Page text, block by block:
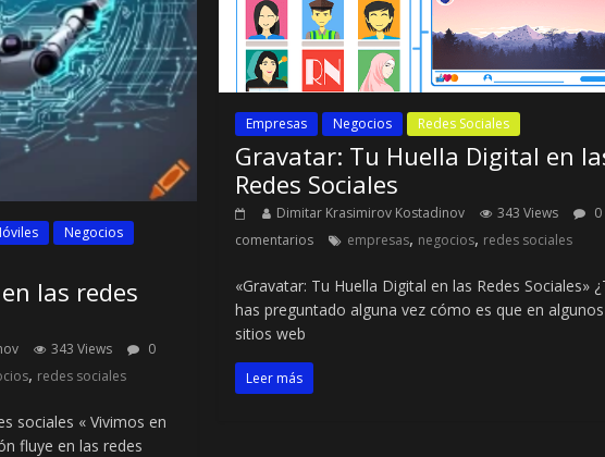
Negocios
las redes
343 Views
0
, redes sociales
sociales « Vivimos en
fluye en las redes
Empresas Negocios Redes Sociales
Gravatar: Tu Huella Digital en
Redes Sociales
Dimitar Krasimirov Kostadinov 343 Views
0
comentarios
empresas, negocios, redes sociales
«Gravatar: Tu Huella Digital en las Redes Sociales»
has preguntado alguna vez cómo es que en algunos
sitios web
Leer más